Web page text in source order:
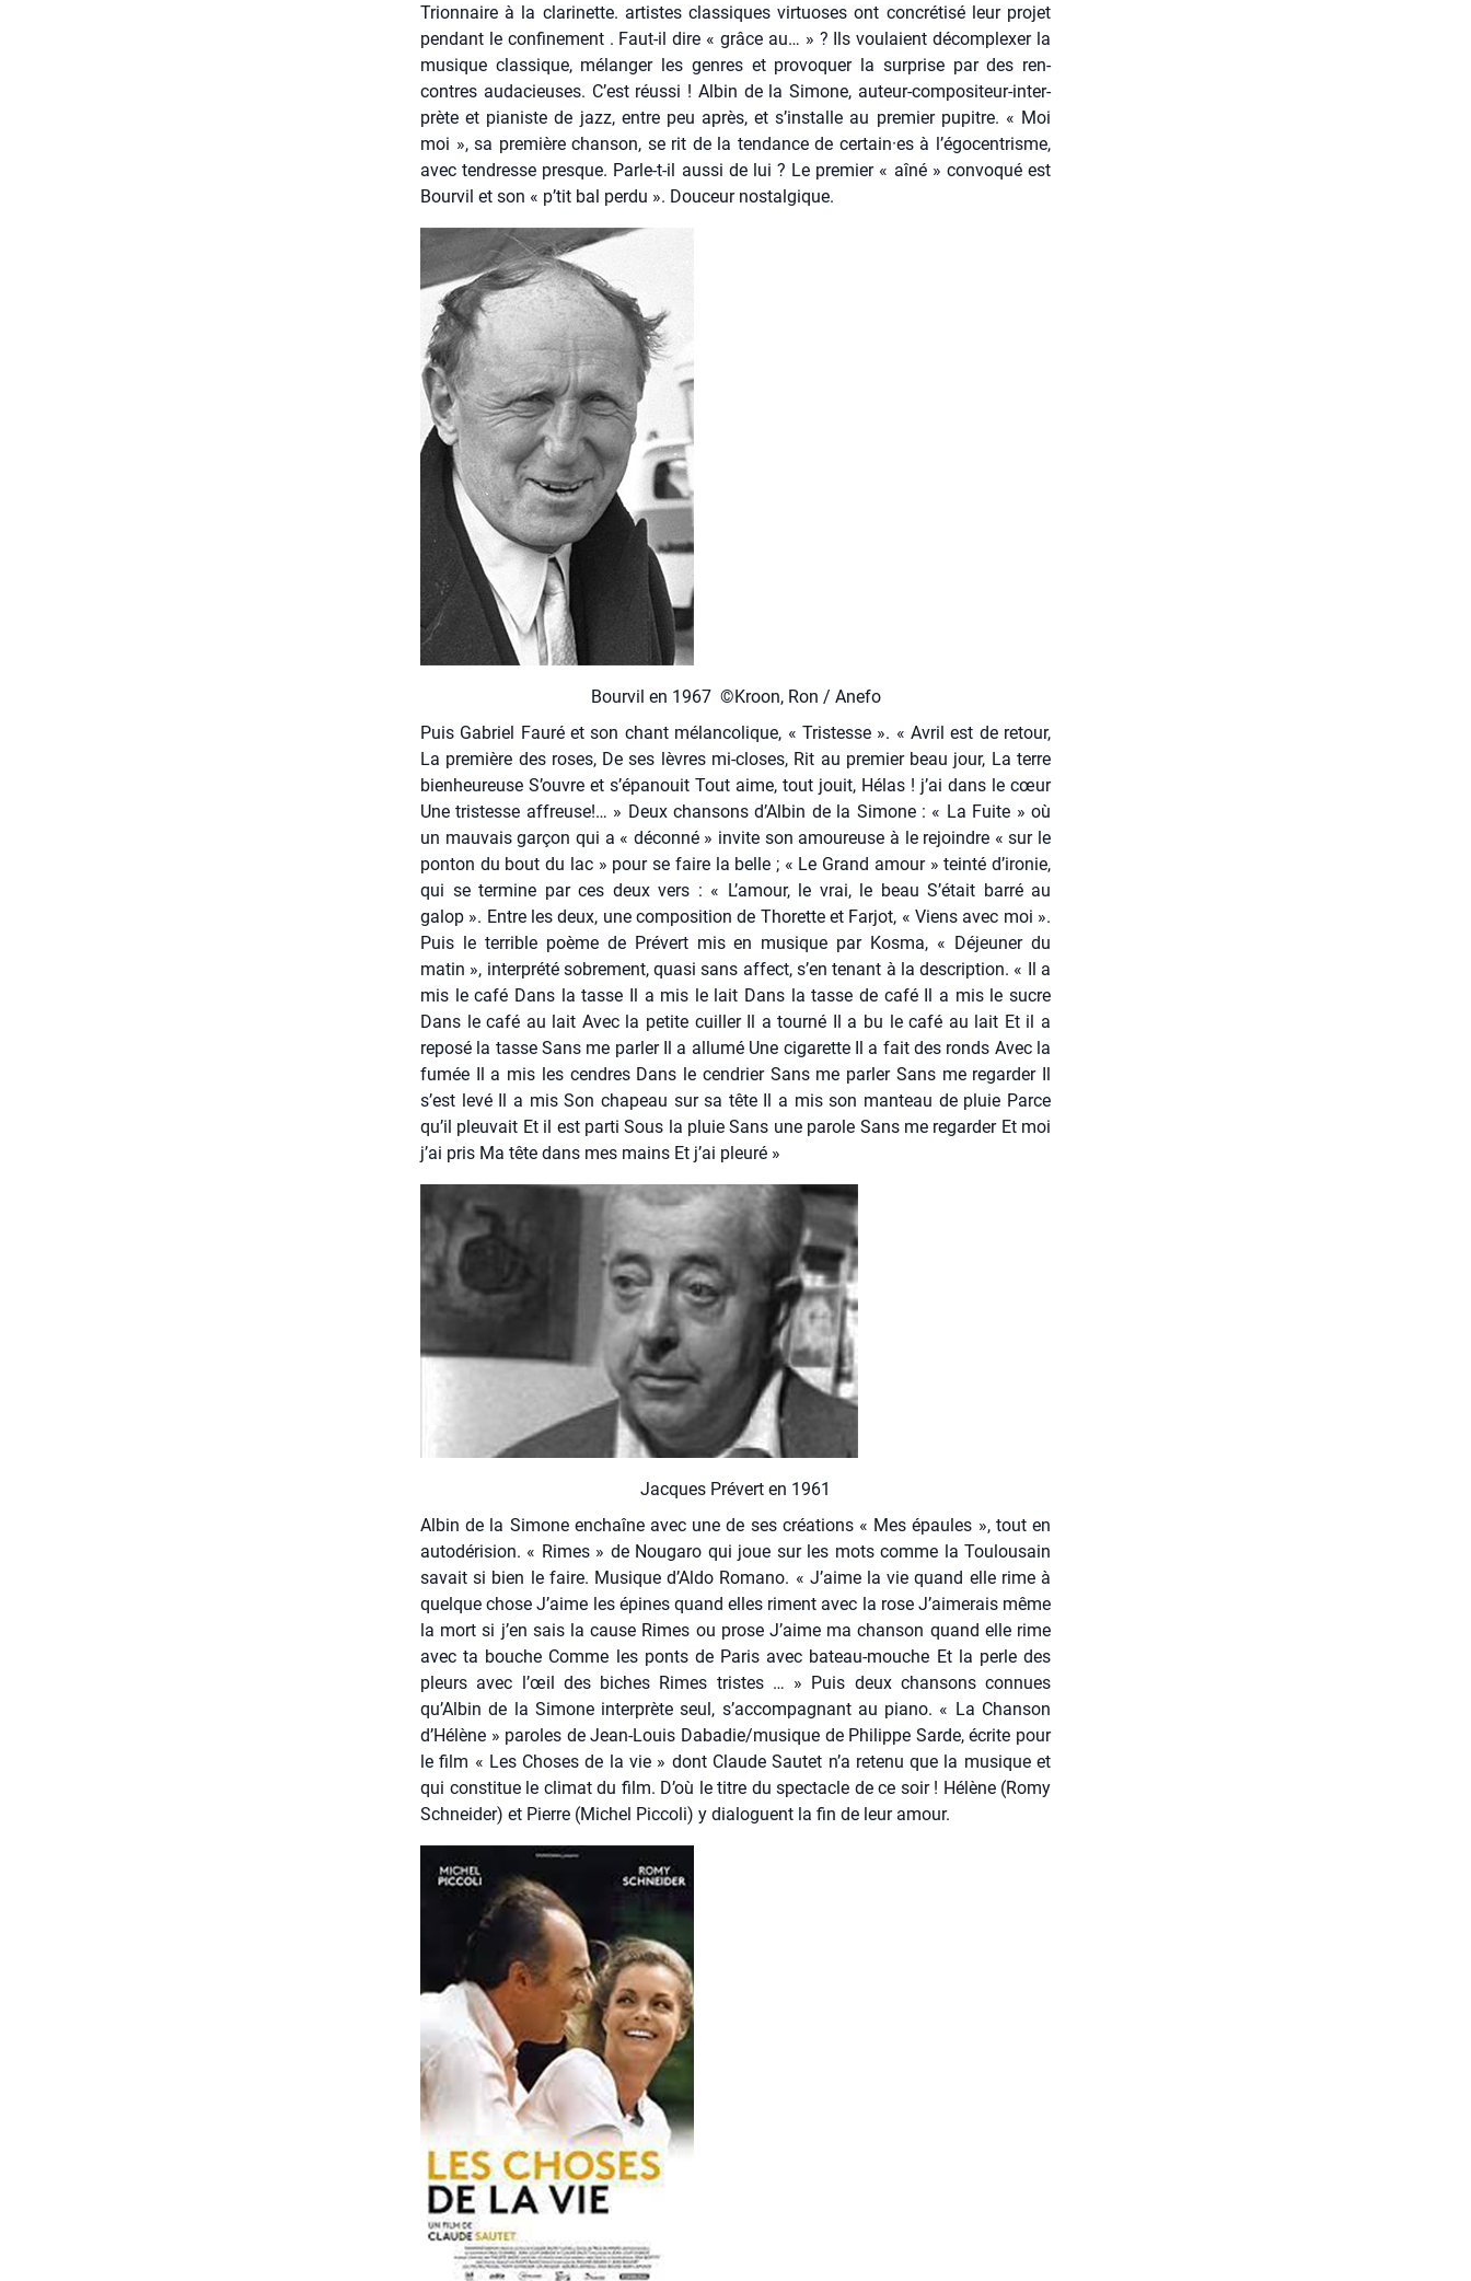
Tri­on­naire à la cla­ri­nette. artistes clas­siques vir­tuoses ont concré­ti­sé leur pro­jet
pen­dant le confi­ne­ment . Faut-il dire « grâce au… » ? Ils vou­laient décom­plexer la
musique clas­sique, mélan­ger les genres et pro­vo­quer la sur­prise par des ren­
contres auda­cieuses. C’est réus­si ! Albin de la Simone, auteur-com­po­si­teur-inter­
prète et pia­niste de jazz, entre peu après, et s’installe au pre­mier pupitre. « Moi
moi », sa pre­mière chan­son, se rit de la ten­dance de certain·es à l’égocentrisme,
avec ten­dresse presque. Parle-t-il aus­si de lui ? Le pre­mier « aîné » convo­qué est
Bour­vil et son « p’tit bal per­du ». Dou­ceur nos­tal­gique.
Bour­vil en 1967 ©Kroon, Ron / Ane­fo
Puis Gabriel Fau­ré et son chant mélan­co­lique, « Tris­tesse ». « Avril est de retour,
La pre­mière des roses, De ses lèvres mi-closes, Rit au pre­mier beau jour, La terre
bien­heu­reuse S’ouvre et s’é­pa­nouit Tout aime, tout jouit, Hélas ! j’ai dans le cœur
Une tris­tesse affreuse!… » Deux chan­sons d’Albin de la Simone : « La Fuite » où
un mau­vais gar­çon qui a « décon­né » invite son amou­reuse à le rejoindre « sur le
pon­ton du bout du lac » pour se faire la belle ; « Le Grand amour » tein­té d’ironie,
qui se ter­mine par ces deux vers : « L’a­mour, le vrai, le beau S’é­tait bar­ré au
galop ». Entre les deux, une com­po­si­tion de Tho­rette et Far­jot, « Viens avec moi ».
Puis le ter­rible poème de Pré­vert mis en musique par Kos­ma, « Déjeu­ner du
matin », inter­pré­té sobre­ment, qua­si sans affect, s’en tenant à la des­crip­tion. « Il a
mis le café Dans la tasse Il a mis le lait Dans la tasse de café Il a mis le sucre
Dans le café au lait Avec la petite cuiller Il a tour­né Il a bu le café au lait Et il a
repo­sé la tasse Sans me par­ler Il a allu­mé Une ciga­rette Il a fait des ronds Avec la
fumée Il a mis les cendres Dans le cen­drier Sans me par­ler Sans me regar­der Il
s’est levé Il a mis Son cha­peau sur sa tête Il a mis son man­teau de pluie Parce
qu’il pleu­vait Et il est par­ti Sous la pluie Sans une parole Sans me regar­der Et moi
j’ai pris Ma tête dans mes mains Et j’ai pleu­ré »
Jacques Pré­vert en 1961
Albin de la Simone enchaîne avec une de ses créa­tions « Mes épaules », tout en
auto­dé­ri­sion. « Rimes » de Nou­ga­ro qui joue sur les mots comme la Tou­lou­sain
savait si bien le faire. Musique d’Aldo Roma­no. « J’aime la vie quand elle rime à
quelque chose J’aime les épines quand elles riment avec la rose J’ai­me­rais même
la mort si j’en sais la cause Rimes ou prose J’aime ma chan­son quand elle rime
avec ta bouche Comme les ponts de Paris avec bateau-mouche Et la perle des
pleurs avec l’œil des biches Rimes tristes … » Puis deux chan­sons connues
qu’Albin de la Simone inter­prète seul, s’accompagnant au pia­no. « La Chan­son
d’Hélène » paroles de Jean-Louis Dabadie/musique de Phi­lippe Sarde, écrite pour
le film « Les Choses de la vie » dont Claude Sau­tet n’a rete­nu que la musique et
qui consti­tue le cli­mat du film. D’où le titre du spec­tacle de ce soir ! Hélène (Romy
Schnei­der) et Pierre (Michel Pic­co­li) y dia­loguent la fin de leur amour.